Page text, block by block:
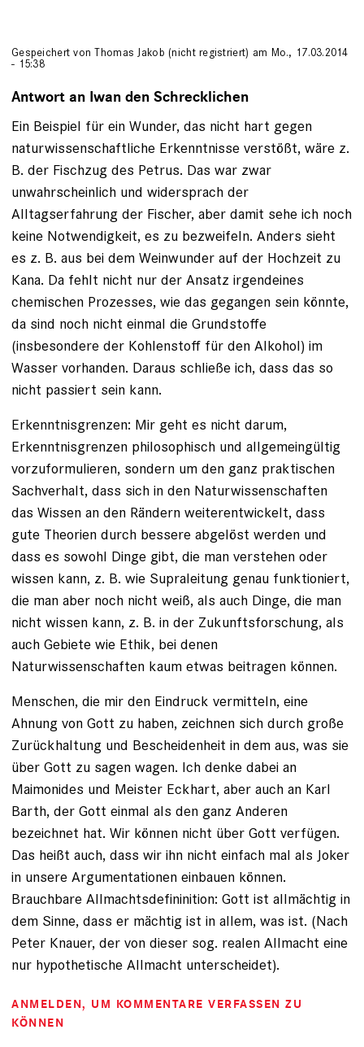
Gespeichert vonThomas Jakob (nicht registriert) am Mo., 17.03.2014
- 15:38
Antwort an Iwan den Schrecklichen
Ein Beispiel für ein Wunder, das nicht hart gegen
naturwissenschaftliche Erkenntnisse verstößt, wäre z.
B. der Fischzug des Petrus. Das war zwar
unwahrscheinlich und widersprach der
Alltagserfahrung der Fischer, aber damit sehe ich noch
keine Notwendigkeit, es zu bezweifeln. Anders sieht
es z. B. aus bei dem Weinwunder auf der Hochzeit zu
Kana. Da fehlt nicht nur der Ansatz irgendeines
chemischen Prozesses, wie das gegangen sein könnte,
da sind noch nicht einmal die Grundstoffe
(insbesondere der Kohlenstoff für den Alkohol) im
Wasser vorhanden. Daraus schließe ich, dass das so
nicht passiert sein kann.
Erkenntnisgrenzen: Mir geht es nicht darum,
Erkenntnisgrenzen philosophisch und allgemeingültig
vorzuformulieren, sondern um den ganz praktischen
Sachverhalt, dass sich in den Naturwissenschaften
das Wissen an den Rändern weiterentwickelt, dass
gute Theorien durch bessere abgelöst werden und
dass es sowohl Dinge gibt, die man verstehen oder
wissen kann, z. B. wie Supraleitung genau funktioniert,
die man aber noch nicht weiß, als auch Dinge, die man
nicht wissen kann, z. B. in der Zukunftsforschung, als
auch Gebiete wie Ethik, bei denen
Naturwissenschaften kaum etwas beitragen können.
Menschen, die mir den Eindruck vermitteln, eine
Ahnung von Gott zu haben, zeichnen sich durch große
Zurückhaltung und Bescheidenheit in dem aus, was sie
über Gott zu sagen wagen. Ich denke dabei an
Maimonides und Meister Eckhart, aber auch an Karl
Barth, der Gott einmal als den ganz Anderen
bezeichnet hat. Wir können nicht über Gott verfügen.
Das heißt auch, dass wir ihn nicht einfach mal als Joker
in unsere Argumentationen einbauen können.
Brauchbare Allmachtsdefininition: Gott ist allmächtig in
dem Sinne, dass er mächtig ist in allem, was ist. (Nach
Peter Knauer, der von dieser sog. realen Allmacht eine
nur hypothetische Allmacht unterscheidet).
ANMELDEN, UM KOMMENTARE VERFASSEN ZU
KÖNNEN